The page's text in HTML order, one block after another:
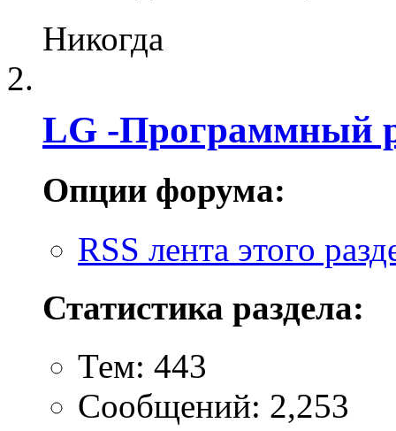
Никогда
LG -Программный
Опции форума:
RSS лента этого
Статистика раздела:
Тем: 443
Сообщений: 2,253